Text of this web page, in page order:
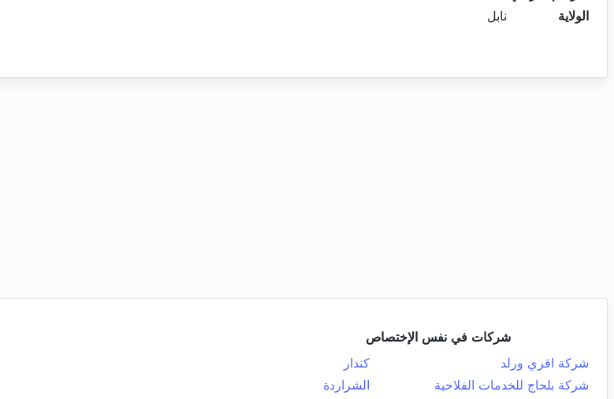
الولاية
نابل
شركات في نفس الإختصاص
شركة اقري ورلد
كندار
شركة بلحاج للخدمات الفلاحية
الشراردة